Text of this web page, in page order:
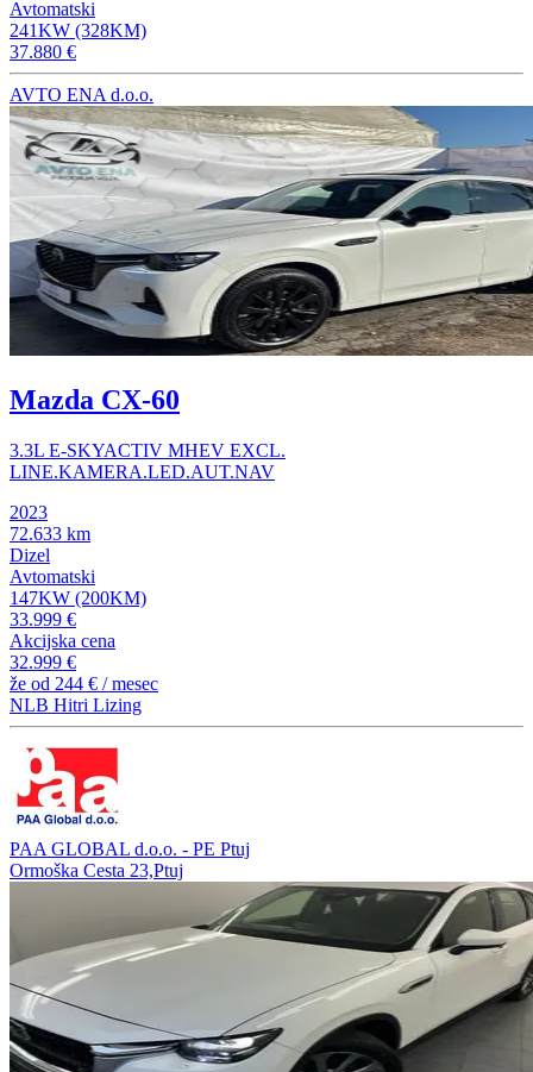
Avtomatski
241KW (328KM)
37.880 €
AVTO ENA d.o.o.
Mazda CX-60
3.3L E-SKYACTIV MHEV EXCL.
LINE.KAMERA.LED.AUT.NAV
2023
72.633 km
Dizel
Avtomatski
147KW (200KM)
33.999 €
Akcijska cena
32.999 €
že od 244 € / mesec
NLB Hitri Lizing
PAA GLOBAL d.o.o. - PE Ptuj
Ormoška Cesta 23,Ptuj